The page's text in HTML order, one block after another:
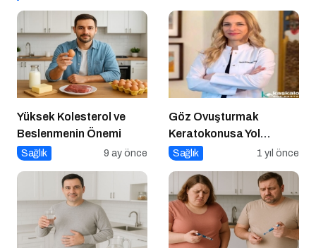
Yüksek Kolesterol ve
Beslenmenin Önemi
Sağlık 9 ay önce
Göz Ovuşturmak
Keratokonusa Yol
Açabilir
Sağlık 1 yıl önce